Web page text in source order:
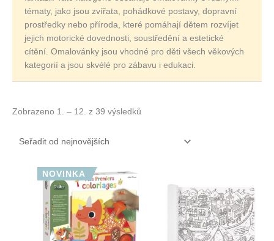
tématy, jako jsou zvířata, pohádkové postavy, dopravní
prostředky nebo příroda, které pomáhají dětem rozvíjet
jejich motorické dovednosti, soustředění a estetické
cítění. Omalovánky jsou vhodné pro děti všech věkových
kategorií a jsou skvélé pro zábavu i edukaci.
Zobrazeno 1. – 12. z 39 výsledků
NOVINKA